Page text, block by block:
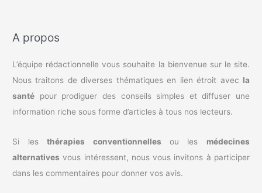
A propos
L’équipe rédactionnelle vous souhaite la bienvenue sur le site.
Nous traitons de diverses thématiques en lien étroit avec la
santé pour prodiguer des conseils simples et diffuser une
information riche sous forme d’articles à tous nos lecteurs.
Si lesthérapies conventionnelles ou les médecines
alternatives vous intéressent, nous vous invitons à participer
dans les commentaires pour donner vos avis.